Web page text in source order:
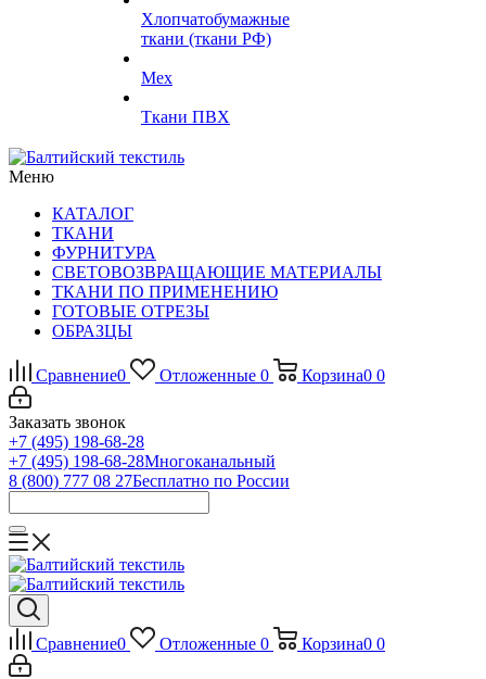
Хлопчатобумажные
ткани (ткани РФ)
Мех
Ткани ПВХ
Меню
КАТАЛОГ
ТКАНИ
ФУРНИТУРА
СВЕТОВОЗВРАЩАЮЩИЕ МАТЕРИАЛЫ
ТКАНИ ПО ПРИМЕНЕНИЮ
ГОТОВЫЕ ОТРЕЗЫ
ОБРАЗЦЫ
Сравнение0 Отложенные 0 Корзина0 0
Заказать звонок
+7 (495) 198-68-28
+7 (495) 198-68-28Многоканальный
8 (800) 777 08 27Бесплатно по России
Сравнение0 Отложенные 0 Корзина0 0